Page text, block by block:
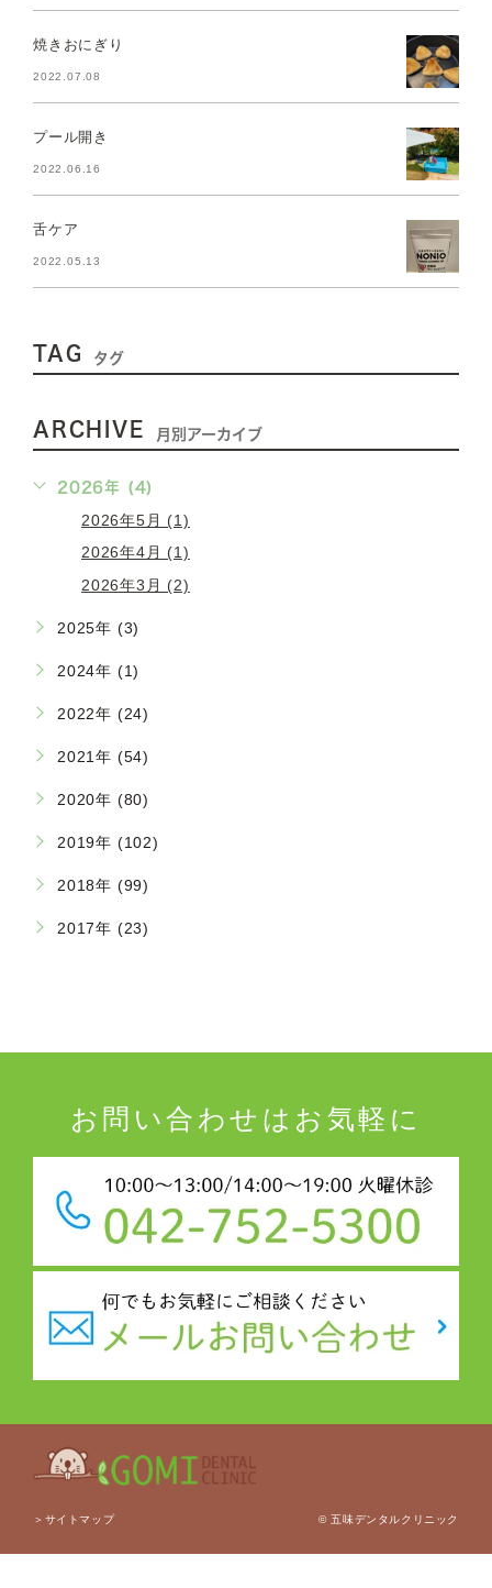
焼きおにぎり
2022.07.08
プール開き
2022.06.16
舌ケア
2022.05.13
TAG タグ
ARCHIVE 月別アーカイブ
2026年 (4)
2026年5月 (1)
2026年4月 (1)
2026年3月 (2)
2025年 (3)
2024年 (1)
2022年 (24)
2021年 (54)
2020年 (80)
2019年 (102)
2018年 (99)
2017年 (23)
お問い合わせはお気軽に
＞サイトマップ © 五味デンタルクリニック